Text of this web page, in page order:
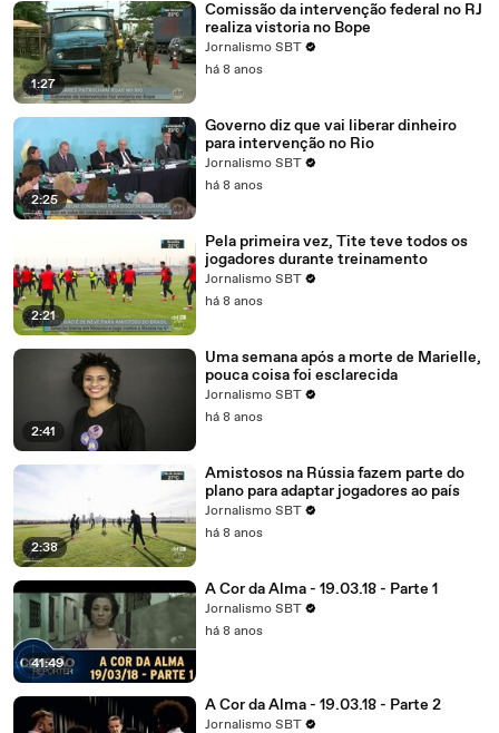
1:27
Comissão da intervenção federal no RJ
realiza vistoria no Bope
Jornalismo SBT
há 8 anos
2:25
Governo diz que vai liberar dinheiro
para intervenção no Rio
Jornalismo SBT
há 8 anos
2:21
Pela primeira vez, Tite teve todos os
jogadores durante treinamento
Jornalismo SBT
há 8 anos
2:41
Uma semana após a morte de Marielle,
pouca coisa foi esclarecida
Jornalismo SBT
há 8 anos
2:38
Amistosos na Rússia fazem parte do
plano para adaptar jogadores ao país
Jornalismo SBT
há 8 anos
41:49
A Cor da Alma - 19.03.18 - Parte 1
Jornalismo SBT
há 8 anos
A Cor da Alma - 19.03.18 - Parte 2
Jornalismo SBT